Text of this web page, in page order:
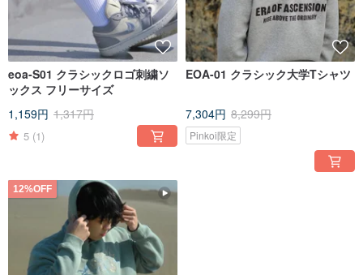
eoa-S01 クラシックロゴ刺繍ソ
ックス フリーサイズ
1,159円 1,317円
5 (1)
EOA-01 クラシック大学Tシャツ
7,304円 8,299円
Pinkoi限定
12%OFF